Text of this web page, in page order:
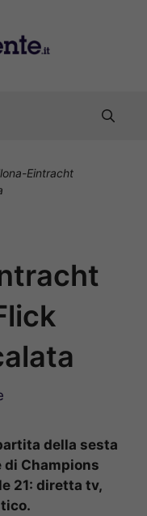
Eintracht
della sesta
di Champions
21: diretta tv,